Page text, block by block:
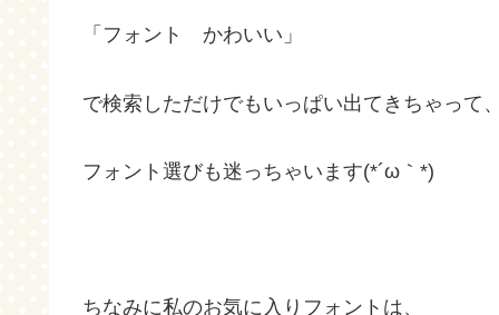
「フォント かわいい」
で検索しただけでもいっぱい出てきちゃって
フォント選びも迷っちゃいます(*´ω｀*)
ちなみに私のお気に入りフォントは、